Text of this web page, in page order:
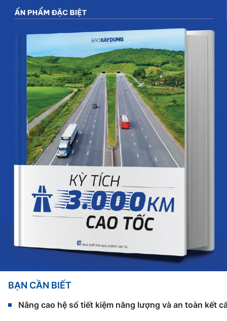
BẠN CẦN BIẾT
Nâng cao hệ số tiết kiệm năng lượng và an toàn kết